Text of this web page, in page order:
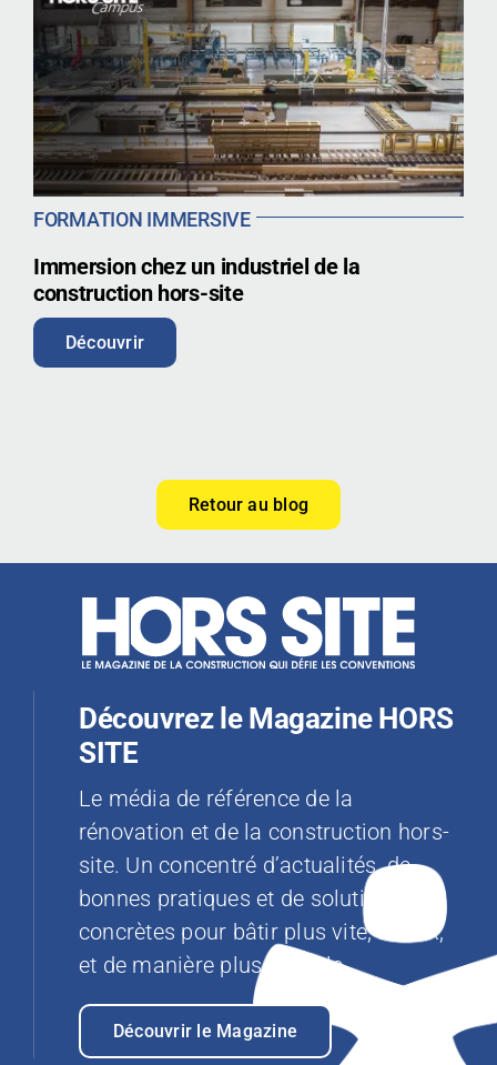
FORMATION IMMERSIVE
Immersion chez un industriel de la
construction hors-site
Découvrir
Retour au blog
Découvrez le Magazine HORS
SITE
Le média de référence de la
rénovation et de la construction hors-
site. Un concentré d’actualités, de
bonnes pratiques et de solutions
concrètes pour bâtir plus vite, mieux,
et de manière plus durable.
Découvrir le Magazine